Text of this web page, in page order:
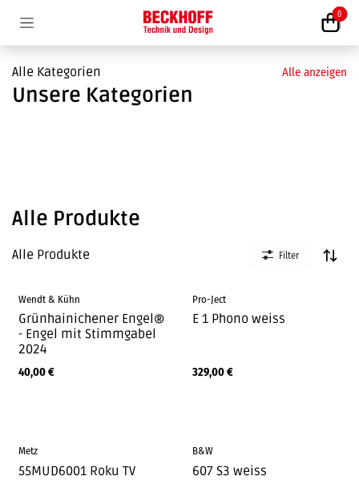
0
Alle Kategorien Alle anzeigen
Unsere Kategorien
Alle Produkte
Filter
Alle Produkte
Wendt & Kühn
Grünhainichener Engel®
- Engel mit Stimmgabel
2024
40,00€
​Pro-Ject
E 1 Phono weiss
329,00€
Metz
55MUD6001 Roku TV
B&W
607 S3 weiss